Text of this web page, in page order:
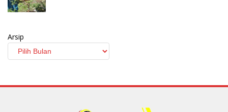
Arsip